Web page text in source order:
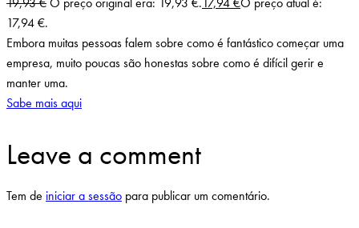
17,94 €.
Embora muitas pessoas falem sobre como é fantástico começar uma
empresa, muito poucas são honestas sobre como é difícil gerir e
manter uma.
Sabe mais aqui
Leave a comment
Tem de iniciar a sessão para publicar um comentário.